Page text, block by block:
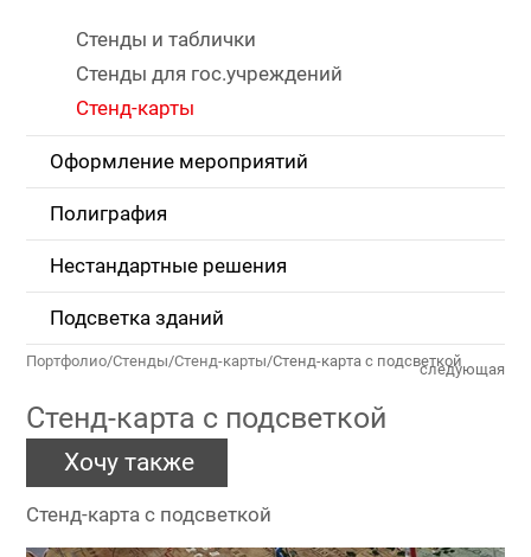
Стенды и таблички
Стенды для гос.учреждений
Стенд-карты
Оформление мероприятий
Полиграфия
Нестандартные решения
Подсветка зданий
Портфолио/Стенды/Стенд-карты/Стенд-карта с подсветкой
Стенд-карта с подсветкой
Хочу также
Стенд-карта с подсветкой
следующая